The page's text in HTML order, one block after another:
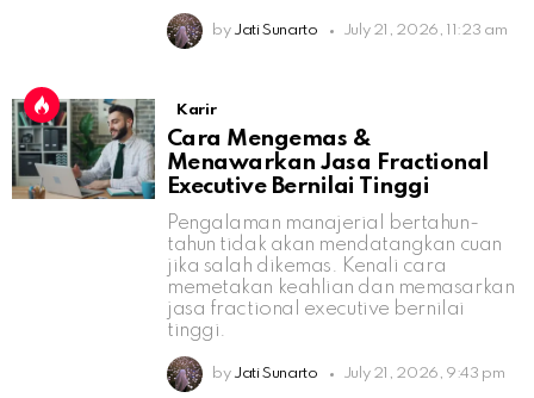
by Jati Sunarto July 21, 2026, 11:23 am
Karir
Cara Mengemas &
Menawarkan Jasa Fractional
Executive Bernilai Tinggi
Pengalaman manajerial bertahun-
tahun tidak akan mendatangkan cuan
jika salah dikemas. Kenali cara
memetakan keahlian dan memasarkan
jasa fractional executive bernilai
tinggi.
by Jati Sunarto July 21, 2026, 9:43 pm